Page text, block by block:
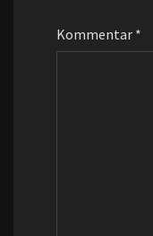
Kommentar *